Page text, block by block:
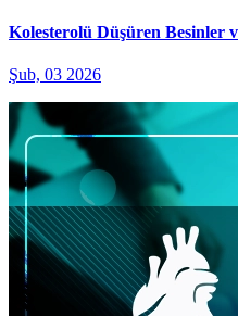
Kolesterolü Düşüren Besinler
Şub, 03 2026